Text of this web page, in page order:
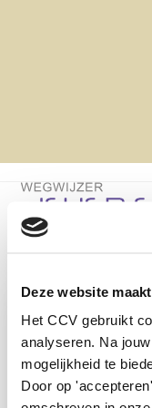
Deze website
Het CCV gebruikt
analyseren. Na
mogelijkheid te
Door op
Terug naar de
Nicole Langeveld
Adviseur